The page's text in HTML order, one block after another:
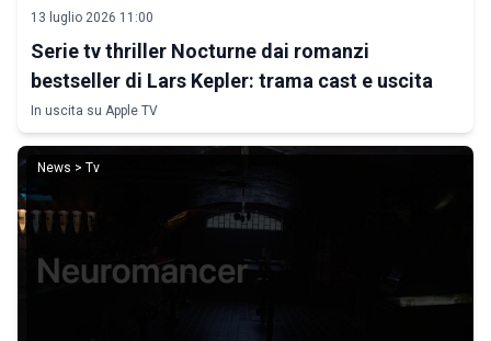
13 luglio 2026 11:00
Serie tv thriller Nocturne dai romanzi
bestseller di Lars Kepler: trama cast e uscita
In uscita su Apple TV
News > Tv